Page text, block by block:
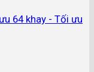
64 khay - Tối ưu